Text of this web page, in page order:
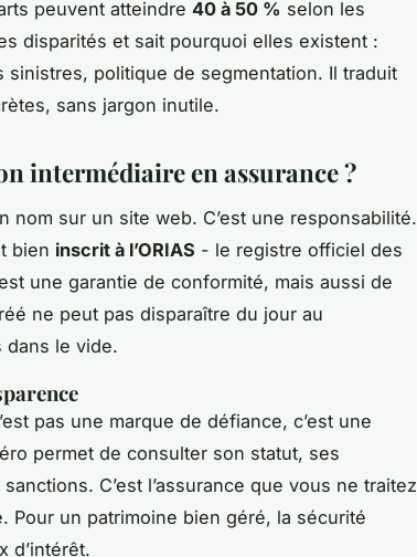
peuvent atteindre 40 à 50 % selon les
disparités et sait pourquoi elles existent :
politique de segmentation. Il traduit
sans jargon inutile.
intermédiaire en assurance ?
nom sur un site web. C’est une responsabilité.
bien inscrit à l’ORIAS - le registre officiel des
une garantie de conformité, mais aussi de
ne peut pas disparaître du jour au
dans le vide.
pas une marque de défiance, c’est une
permet de consulter son statut, ses
C’est l’assurance que vous ne traitez
Pour un patrimoine bien géré, la sécurité
d’intérêt.